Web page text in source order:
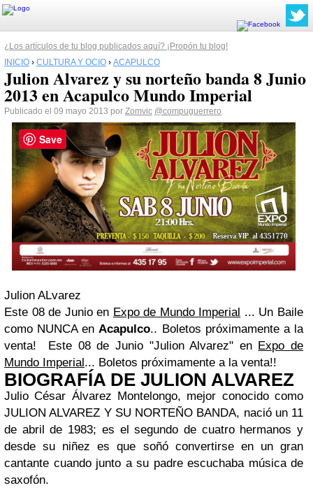
¿Los artículos de tu blog publicados aquí? ¡Propón tu blog!
INICIO › CULTURA Y OCIO › ACAPULCO
Julion Alvarez y su norteño banda 8 Junio
2013 en Acapulco Mundo Imperial
Publicado el 09 mayo 2013 por Zomvic @compuguerrero
Julion ALvarez
Este 08 de Junio en Expo de Mundo Imperial ... Un Baile
como NUNCA enAcapulco.. Boletos próximamente a la
venta!
Este 08 de Junio "Julion Alvarez" en Expo de
Mundo Imperial ... Boletos próximamente a la venta!!
BIOGRAFÍA DE JULION ALVAREZ
Julio César Álvarez Montelongo, mejor conocido como
JULION ALVAREZ Y SU NORTEÑO BANDA, nació un 11
de abril de 1983; es el segundo de cuatro hermanos y
desde su niñez es que soñó convertirse en un gran
cantante cuando junto a su padre escuchaba música de
saxofón.
Save